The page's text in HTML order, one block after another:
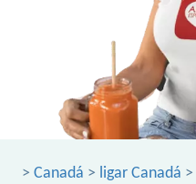
> Canadá > ligar Canadá >